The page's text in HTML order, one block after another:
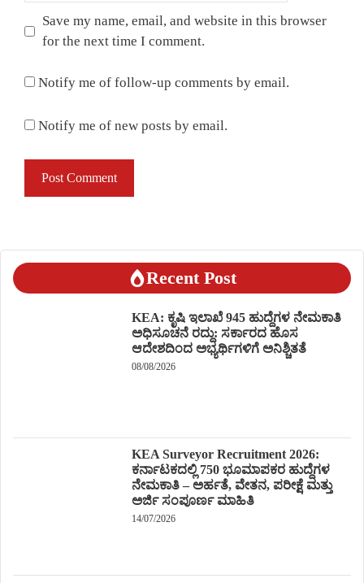
Save my name, email, and website in this browser
for the next time I comment.
Notify me of follow-up comments by email.
Notify me of new posts by email.
Recent Post
KEA: ಕೃಷಿ ಇಲಾಖೆ 945 ಹುದ್ದೆಗಳ ನೇಮಕಾತಿ
ಅಧಿಸೂಚನೆ ರದ್ದು: ಸರ್ಕಾರದ ಹೊಸ
ಆದೇಶದಿಂದ ಅಭ್ಯರ್ಥಿಗಳಿಗೆ ಅನಿಶ್ಚಿತತೆ
08/08/2026
KEA Surveyor Recruitment 2026:
ಕರ್ನಾಟಕದಲ್ಲಿ 750 ಭೂಮಾಪಕರ ಹುದ್ದೆಗಳ
ನೇಮಕಾತಿ – ಅರ್ಹತೆ, ವೇತನ, ಪರೀಕ್ಷೆ ಮತ್ತು
ಅರ್ಜಿ ಸಂಪೂರ್ಣ ಮಾಹಿತಿ
14/07/2026